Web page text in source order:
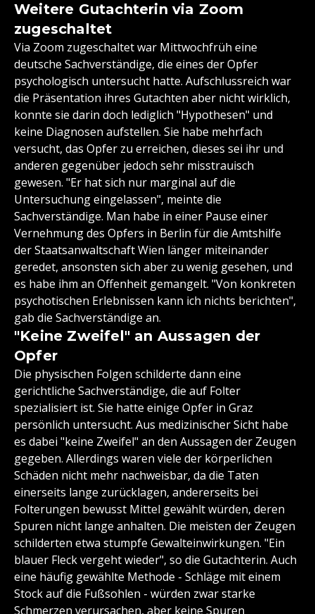
Weitere Gutachterin via Zoom
zugeschaltet
Via Zoom zugeschaltet war Mittwochfrüh eine
deutsche Sachverständige, die eines der Opfer
psychologisch untersucht hatte. Aufschlussreich war
die Präsentation ihres Gutachten aber nicht wirklich,
konnte sie darin doch lediglich "Hypothesen" und
keine Diagnosen aufstellen. Sie habe mehrfach
versucht, das Opfer zu erreichen, dieses sei ihr und
anderen gegenüber jedoch sehr misstrauisch
gewesen. "Er hat sich nur marginal auf die
Untersuchung eingelassen", meinte die
Sachverständige. Man habe in einer Pause einer
Vernehmung des Opfers in Berlin für die Amtshilfe
der Staatsanwaltschaft Wien länger miteinander
geredet, ansonsten sich aber zu wenig gesehen, und
es habe ihm an Offenheit gemangelt. "Von konkreten
psychotischen Erlebnissen kann ich nichts berichten",
gab die Sachverständige an.
"Keine Zweifel" an Aussagen der
Opfer
Die physischen Folgen schilderte dann eine
gerichtliche Sachverständige, die auf Folter
spezialisiert ist. Sie hatte einige Opfer in Graz
persönlich untersucht. Aus medizinischer Sicht habe
es dabei "keine Zweifel" an den Aussagen der Zeugen
gegeben. Allerdings waren viele der körperlichen
Schäden nicht mehr nachweisbar, da die Taten
einerseits lange zurücklagen, andererseits bei
Folterungen bewusst Mittel gewählt würden, deren
Spuren nicht lange anhalten. Die meisten der Zeugen
schilderten etwa stumpfe Gewalteinwirkungen. "Ein
blauer Fleck vergeht wieder", so die Gutachterin. Auch
eine häufig gewählte Methode - Schläge mit einem
Stock auf die Fußsohlen - würden zwar starke
Schmerzen verursachen, aber keine Spuren